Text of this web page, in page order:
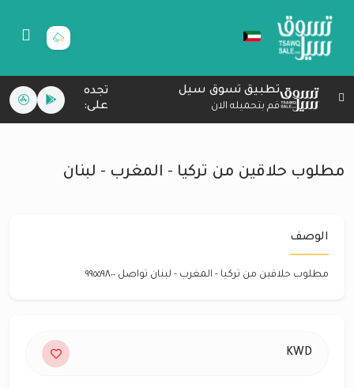
تطبيق تسوق سيل
قم بتحميله الان
تجده
على:
مطلوب حلاقين من تركيا - المغرب - لبنان
الوصف
مطلوب حلاقين من تركيا - المغرب - لبنان تواصل ٩٩٥٥٩٨٠٠
KWD